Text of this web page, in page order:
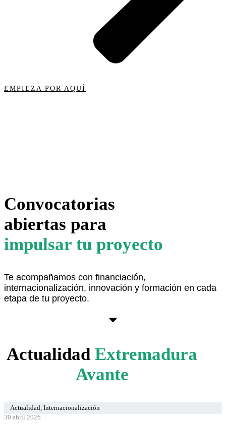
EMPIEZA POR AQUÍ
Convocatorias
abiertas para
impulsar tu proyecto
Te acompañamos con financiación,
internacionalización, innovación y formación en cada
etapa de tu proyecto.
ActualidadExtremadura
Avante
Actualidad, Internacionalización
30 abril 2026